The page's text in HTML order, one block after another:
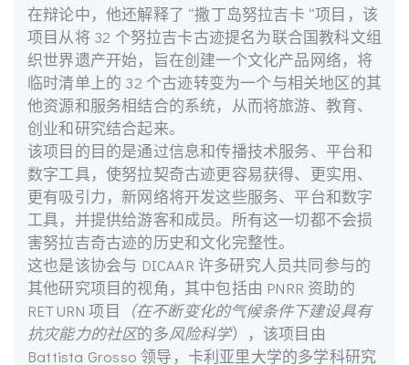
在辩论中，他还解释了 “撒丁岛努拉吉卡 “项目，该
项目从将 32 个努拉吉卡古迹提名为联合国教科文组
织世界遗产开始，旨在创建一个文化产品网络，将
临时清单上的 32 个古迹转变为一个与相关地区的其
他资源和服务相结合的系统，从而将旅游、教育、
创业和研究结合起来。
该项目的目的是通过信息和传播技术服务、平台和
数字工具，使努拉契奇古迹更容易获得、更实用、
更有吸引力，新网络将开发这些服务、平台和数字
工具，并提供给游客和成员。所有这一切都不会损
害努拉吉奇古迹的历史和文化完整性。
这也是该协会与 DICAAR 许多研究人员共同参与的
其他研究项目的视角，其中包括由 PNRR 资助的
RETURN 项目 （在不断变化的气候条件下建设具有
抗灾能力的社区的多风险科学），该项目由
Battista Grosso 领导，卡利亚里大学的多学科研究